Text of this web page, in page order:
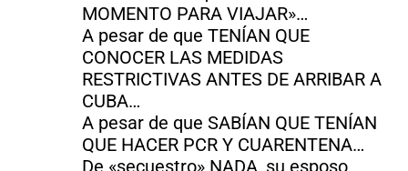
MOMENTO PARA VIAJAR»…
A pesar de que TENÍAN QUE
CONOCER LAS MEDIDAS
RESTRICTIVAS ANTES DE ARRIBAR A
CUBA…
A pesar de que SABÍAN QUE TENÍAN
QUE HACER PCR Y CUARENTENA…
De «secuestro» NADA, su esposo